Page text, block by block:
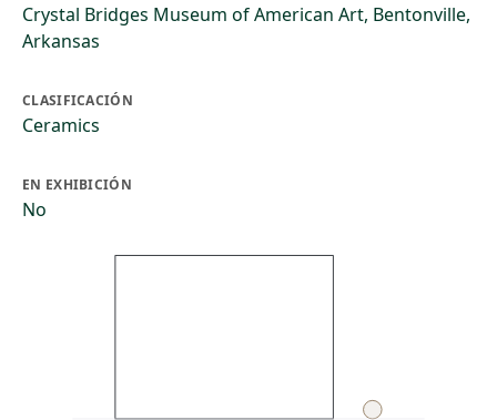
Crystal Bridges Museum of American Art, Bentonville,
Arkansas
CLASIFICACIÓN
Ceramics
EN EXHIBICIÓN
No